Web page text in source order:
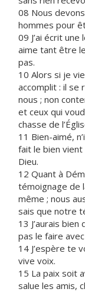
08 Nous
hommes pour
09 J’ai écrit
aime tant être
pas.
10 Alors si je
accomplit : il se
nous ; non
et ceux qui
chasse de
11 Bien-aimé,
fait le bien vient
Dieu.
12 Quant à
témoignage de
même ; nous
sais que notre
13 J’aurais
pas le faire
14 J’espère te
vive voix.
15 La paix soit
salue les amis,